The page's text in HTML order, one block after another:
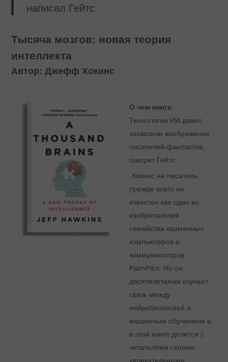
написал Гейтс.
Тысяча мозгов: новая теория
интеллекта
Автор: Джефф Хокинс
О чем книга:
Технологии ИИ давно
захватили воображение
писателей-фантастов,
говорит Гейтс.
Хокинс не писатель:
прежде всего он
известен как один из
изобретателей
семейства карманных
компьютеров и
коммуникаторов
PalmPilot. Но он
десятилетиями изучает
связь между
нейробиологией и
машинным обучением и
в этой книге делится с
читателями своими